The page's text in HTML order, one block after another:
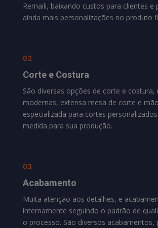
Remaili, baixando custos para clientes e
ainda mais personalizações no produto
02
Corte e Costura
São diversas opções de corte e costura,
modernas, extensa mesa de corte e
especializada para cortes
medida para sua produção.
03
Acabamento
Muita atenção aos detalhes, e
internamente seguindo o padrão de
o processo. São diversos acabamentos,